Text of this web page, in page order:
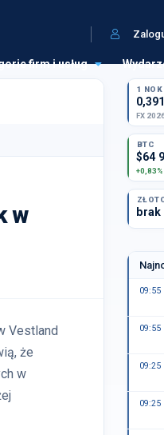
firm i usług
w
Vestland
że
w
1 NOK
FX
BTC
$64
+0,83%
brak
09:55
09:55
09:25
09:25